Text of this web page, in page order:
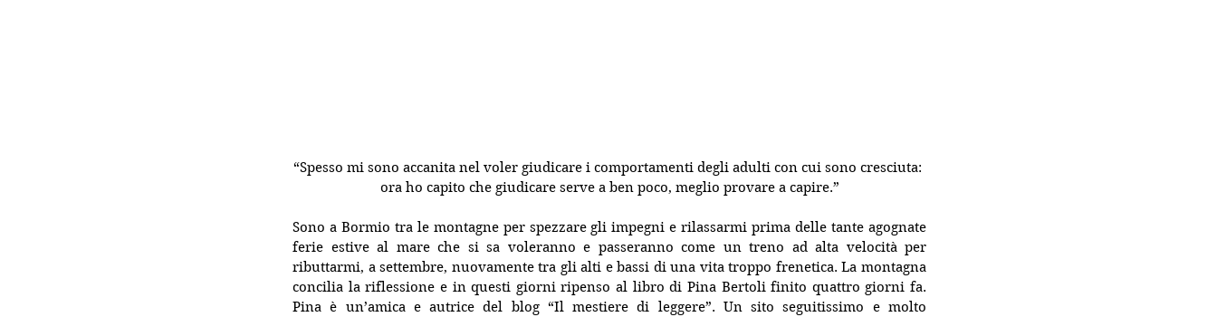
“Spesso mi sono accanita nel voler giudicare i comportamenti degli adulti con cui sono cresciuta:
ora ho capito che giudicare serve a ben poco, meglio provare a capire.”
Sono a Bormio tra le montagne per spezzare gli impegni e rilassarmi prima delle tante agognate
ferie estive al mare che si sa voleranno e passeranno come un treno ad alta velocità per
ributtarmi, a settembre, nuovamente tra gli alti e bassi di una vita troppo frenetica. La montagna
concilia la riflessione e in questi giorni ripenso al libro di Pina Bertoli finito quattro giorni fa.
Pina è un’amica e autrice del blog “Il mestiere di leggere”. Un sito seguitissimo e molto